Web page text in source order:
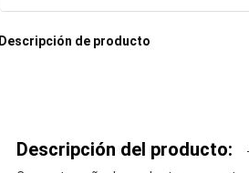
Descripción de producto
Descripción del producto: